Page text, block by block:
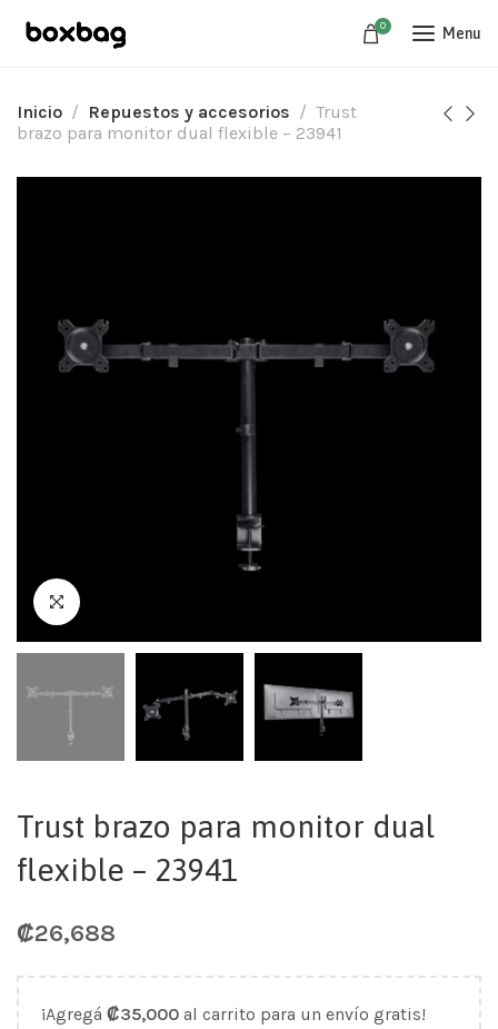
0 Menu
Inicio Repuestos y accesorios
Trust
brazo para monitor dual flexible – 23941
Trust brazo para monitor dual
flexible – 23941
₡26,688
¡Agregá ₡35,000 al carrito para un envío gratis!